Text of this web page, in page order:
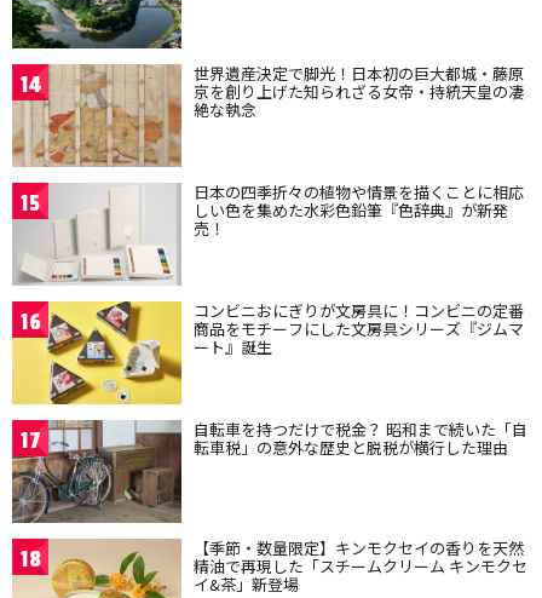
14 世界遺産決定で脚光！日本初の巨大都城・藤原
京を創り上げた知られざる女帝・持統天皇の凄
絶な執念
15 日本の四季折々の植物や情景を描くことに相応
しい色を集めた水彩色鉛筆『色辞典』が新発
売！
16 コンビニおにぎりが文房具に！コンビニの定番
商品をモチーフにした文房具シリーズ『ジムマ
ート』誕生
17 自転車を持つだけで税金？ 昭和まで続いた「自
転車税」の意外な歴史と脱税が横行した理由
18 【季節・数量限定】キンモクセイの香りを天然
精油で再現した「スチームクリーム キンモクセ
イ&茶」新登場